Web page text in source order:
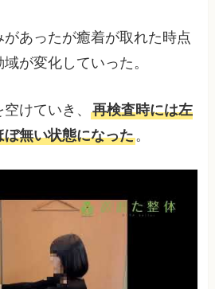
あったが癒着が取れた時点
が変化していった。
空けていき、再検査時には左
無い状態になった。